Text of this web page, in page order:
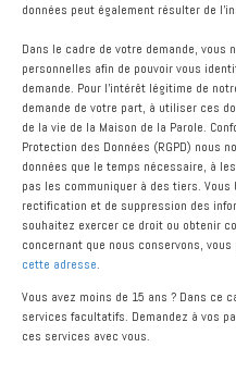
données peut également résulter de
Dans le cadre de votre demande, vous
personnelles afin de pouvoir vous
demande. Pour l'intérêt légitime de
demande de votre part, à utiliser ces
de la vie de la Maison de la Parole.
Protection des Données (RGPD) nous
données que le temps nécessaire, à
pas les communiquer à des tiers. Vous
rectification et de suppression des
souhaitez exercer ce droit ou obtenir
concernant que nous conservons,
cette adresse.
Vous avez moins de 15 ans ? Dans ce
services facultatifs. Demandez à vos
ces services avec vous.
Et au bout du chemin de
qui répète à notre coeur
se rappelle à nous pour
pratique dans notre vie
nous le dit dans
donne comme talents. Y
ceux qui en ont